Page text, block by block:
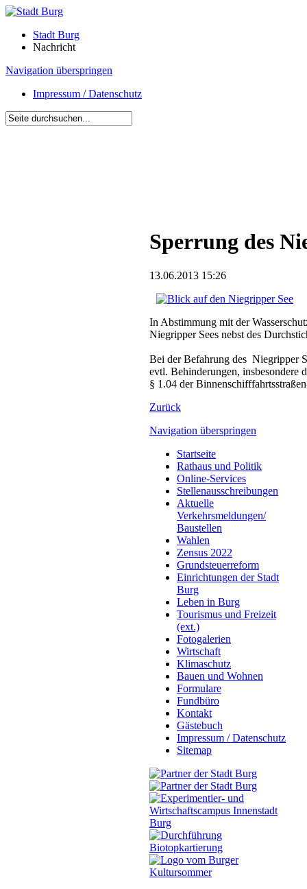
Stadt Burg
Nachricht
Navigation überspringen
Impressum / Datenschutz
Sperrung des
13.06.2013 15:26
In Abstimmung mit der
Niegripper Sees nebst des
Bei der Befahrung des Niegripper
evtl. Behinderungen, insbesondere
§ 1.04 der
Zurück
Navigation überspringen
Startseite
Rathaus und Politik
Online-Services
Stellenausschreibungen
Aktuelle
Verkehrsmeldungen/
Baustellen
Wahlen
Zensus 2022
Grundsteuerreform
Einrichtungen der Stadt
Burg
Leben in Burg
Tourismus und Freizeit
(ext.)
Fotogalerien
Wirtschaft
Klimaschutz
Bauen und Wohnen
Formulare
Fundbüro
Kontakt
Gästebuch
Impressum / Datenschutz
Sitemap